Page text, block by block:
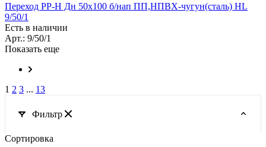
Переход PP-H Дн 50х100 б/нап ПП,НПВХ-чугун(сталь) HL
9/50/1
Есть в наличии
Арт.: 9/50/1
Показать еще
1 2 3 ... 13
Фильтр
Сортировка